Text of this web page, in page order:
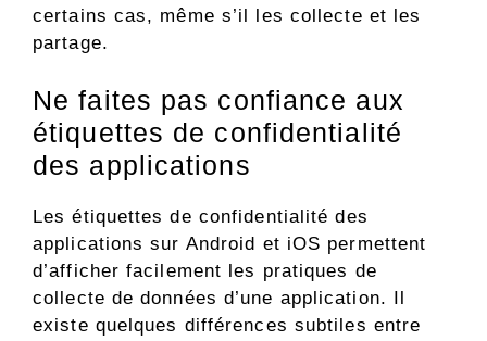
certains cas, même s’il les collecte et les
partage.
Ne faites pas confiance aux
étiquettes de confidentialité
des applications
Les étiquettes de confidentialité des
applications sur Android et iOS permettent
d’afficher facilement les pratiques de
collecte de données d’une application. Il
existe quelques différences subtiles entre